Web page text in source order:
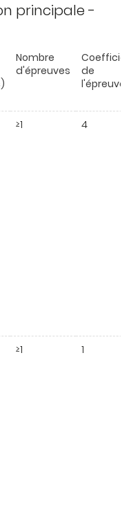
principale -
Nombre
d'épreuves
de
l'épreuve
≥1 4
≥1 1